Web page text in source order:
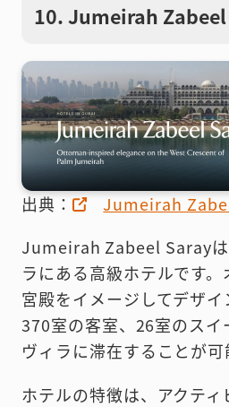
10. Jumeirah
出典：
Jumeirah
Jumeirah Zabeel Sarayは
ラにある高級ホテルです
宮殿をイメージしてデザイ
370室の客室、26室のスイ
ヴィラに滞在することが可
ホテルの特徴は、アクテ